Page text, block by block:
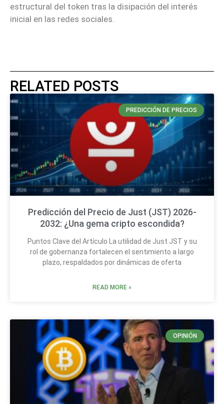
estructural del token tras la disipación del interés
inicial en las redes sociales.
RELATED POSTS
PREDICCIÓN DE PRECIOS
Predicción del Precio de Just (JST) 2026-
2032: ¿Una gema cripto escondida?
Puntos Clave del Artículo La utilidad de Just JST y su
rol de gobernanza fortalecen el sentimiento a largo
plazo, respaldados por dinámicas de oferta
READ MORE »
OPINIÓN